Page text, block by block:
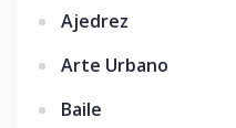
Ajedrez
Arte Urbano
Baile